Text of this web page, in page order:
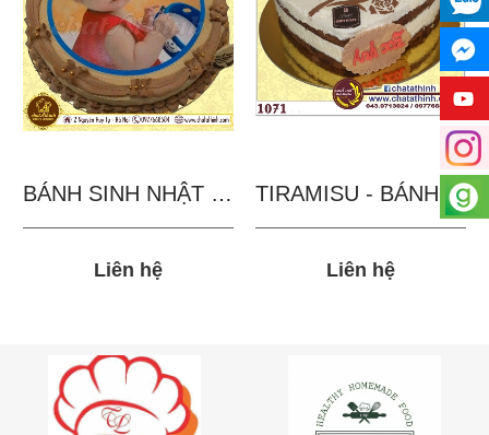
BÁNH SINH NHẬT IN...
Liên hệ
TIRAMISU - BÁNH TẶNG...
Liên hệ